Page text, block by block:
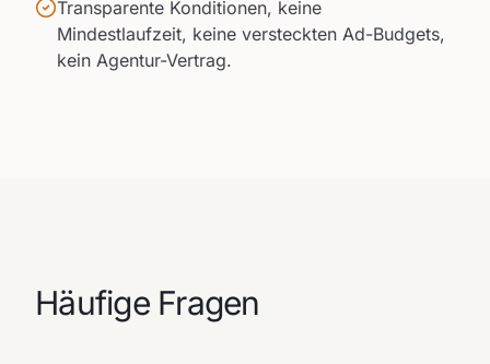
Transparente Konditionen, keine
Mindestlaufzeit, keine versteckten Ad-Budgets,
kein Agentur-Vertrag.
Häufige Fragen